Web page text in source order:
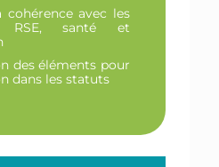
cohérence avec les
RSE, santé et
des éléments pour
dans les statuts